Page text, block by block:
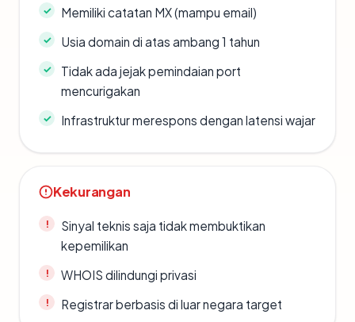
Memiliki catatan MX (mampu email)
Usia domain di atas ambang 1 tahun
Tidak ada jejak pemindaian port
mencurigakan
Infrastruktur merespons dengan latensi wajar
Kekurangan
Sinyal teknis saja tidak membuktikan
kepemilikan
WHOIS dilindungi privasi
Registrar berbasis di luar negara target